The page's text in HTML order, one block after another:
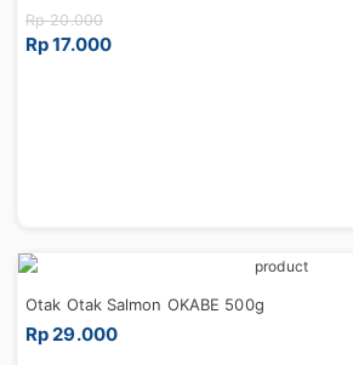
Rp 20.000
Rp 17.000
Otak Otak Salmon OKABE 500g
Rp 29.000